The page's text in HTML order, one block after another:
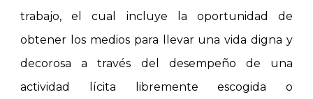
trabajo, el cual incluye la oportunidad de
obtener los medios para llevar una vida digna y
decorosa a través del desempeño de una
actividad lícita libremente escogida o